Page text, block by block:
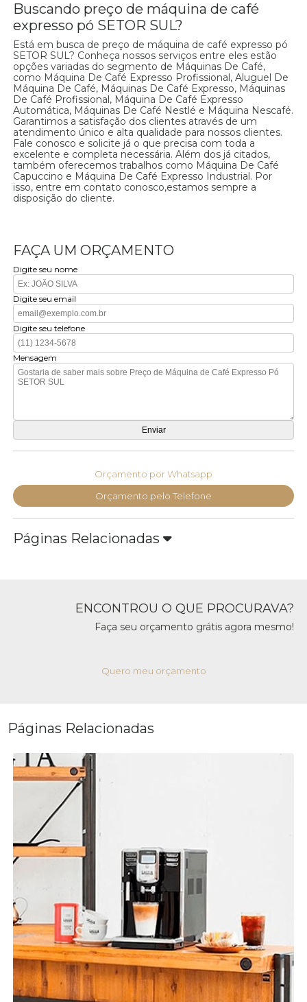
Buscando preço de máquina de café
expresso pó SETOR SUL?
Está em busca de preço de máquina de café expresso pó
SETOR SUL? Conheça nossos serviços entre eles estão
opções variadas do segmento de Máquinas De Café,
como Máquina De Café Expresso Profissional, Aluguel De
Máquina De Café, Máquinas De Café Expresso, Máquinas
De Café Profissional, Máquina De Café Expresso
Automática, Máquinas De Café Nestlé e Máquina Nescafé.
Garantimos a satisfação dos clientes através de um
atendimento único e alta qualidade para nossos clientes.
Fale conosco e solicite já o que precisa com toda a
excelente e completa necessária. Além dos já citados,
também oferecemos trabalhos como Máquina De Café
Capuccino e Máquina De Café Expresso Industrial. Por
isso, entre em contato conosco,estamos sempre a
disposição do cliente.
FAÇA UM ORÇAMENTO
Digite seu nome
Digite seu email
Digite seu telefone
Mensagem
Orçamento por Whatsapp
Orçamento pelo Telefone
Páginas Relacionadas
ENCONTROU O QUE PROCURAVA?
Faça seu orçamento grátis agora mesmo!
Quero meu orçamento
Páginas Relacionadas